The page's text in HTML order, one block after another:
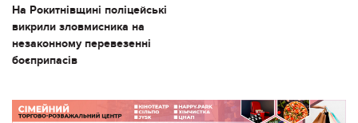
На Рокитнівщині поліцейські
викрили зловмисника на
незаконному перевезенні
боєприпасів